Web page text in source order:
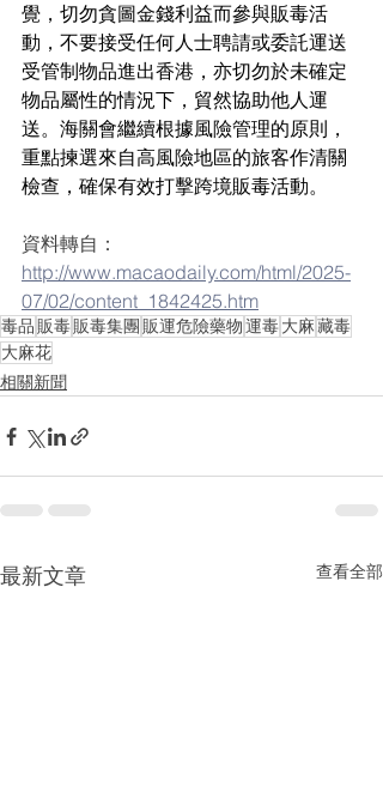
覺，切勿貪圖金錢利益而參與販毒活
動，不要接受任何人士聘請或委託運送
受管制物品進出香港，亦切勿於未確定
物品屬性的情況下，貿然協助他人運
送。海關會繼續根據風險管理的原則，
重點揀選來自高風險地區的旅客作清關
檢查，確保有效打擊跨境販毒活動。
資料轉自：
http://www.macaodaily.com/html/2025-
07/02/content_1842425.htm
毒品販毒販毒集團販運危險藥物運毒大麻藏毒
大麻花
相關新聞
最新文章 查看全部